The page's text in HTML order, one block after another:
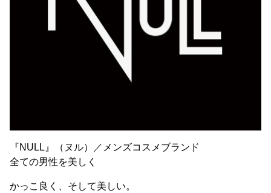
『NULL』（ヌル）／メンズコスメブランド
全ての男性を美しく
かっこ良く、そして美しい。